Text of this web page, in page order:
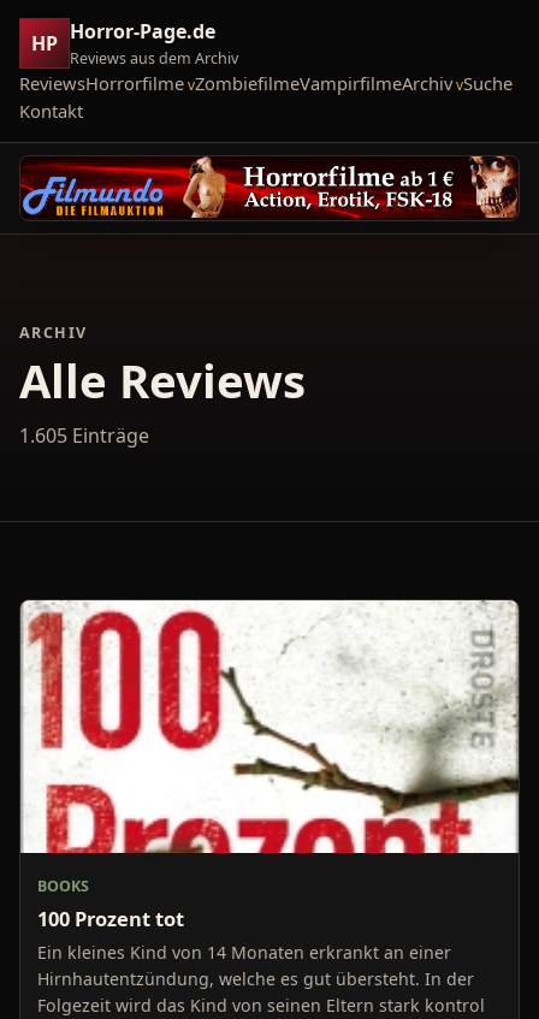
HP Horror-Page.de
Reviews aus dem Archiv
ReviewsHorrorfilme ZombiefilmeVampirfilmeArchiv Suche
Kontakt
ARCHIV
Alle Reviews
1.605 Einträge
BOOKS
100 Prozent tot
Ein kleines Kind von 14 Monaten erkrankt an einer
Hirnhautentzündung, welche es gut übersteht. In der
Folgezeit wird das Kind von seinen Eltern stark kontrol